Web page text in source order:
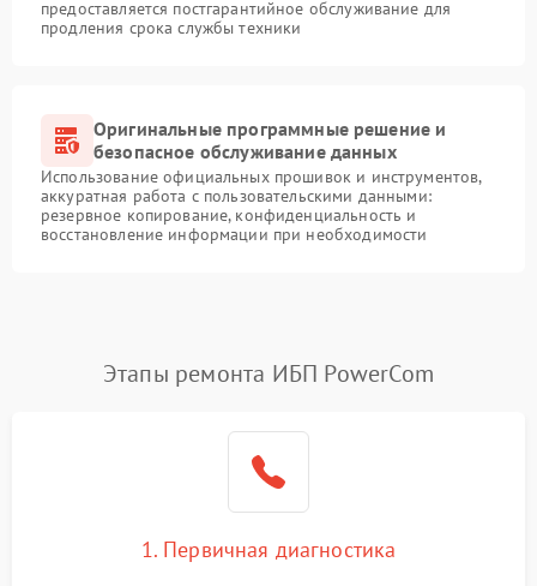
предоставляется постгарантийное обслуживание для
продления срока службы техники
Оригинальные программные решение и
безопасное обслуживание данных
Использование официальных прошивок и инструментов,
аккуратная работа с пользовательскими данными:
резервное копирование, конфиденциальность и
восстановление информации при необходимости
Этапы ремонта ИБП PowerCom
1. Первичная диагностика